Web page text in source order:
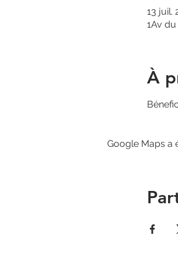
13 juil.
1Av
À
Google Maps a